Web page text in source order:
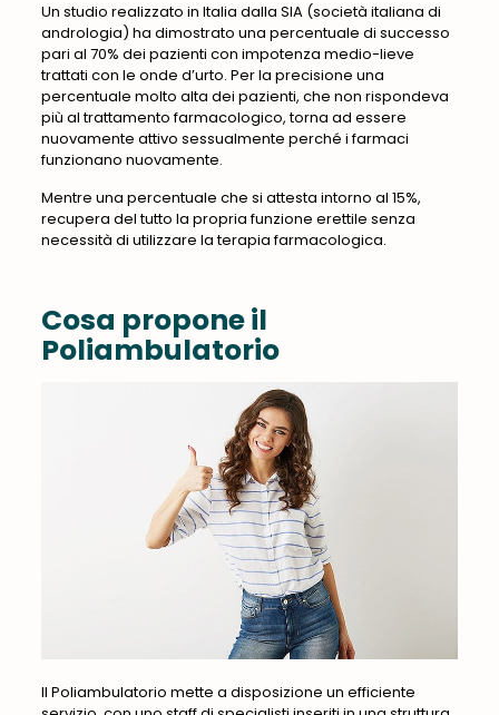
Un studio realizzato in Italia dalla SIA (società italiana di
andrologia) ha dimostrato una percentuale di successo
pari al 70% dei pazienti con impotenza medio-lieve
trattati con le onde d’urto. Per la precisione una
percentuale molto alta dei pazienti, che non rispondeva
più al trattamento farmacologico, torna ad essere
nuovamente attivo sessualmente perché i farmaci
funzionano nuovamente.
Mentre una percentuale che si attesta intorno al 15%,
recupera del tutto la propria funzione erettile senza
necessità di utilizzare la terapia farmacologica.
Cosa propone il
Poliambulatorio
Il Poliambulatorio mette a disposizione un efficiente